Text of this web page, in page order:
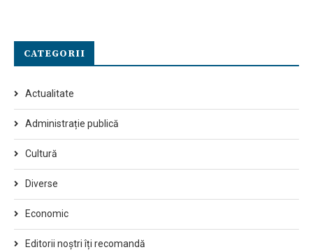
CATEGORII
Actualitate
Administrație publică
Cultură
Diverse
Economic
Editorii noștri îți recomandă